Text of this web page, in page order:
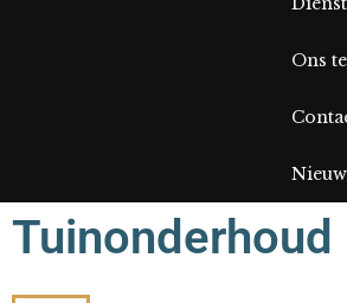
Ons
Tuinonderhoud